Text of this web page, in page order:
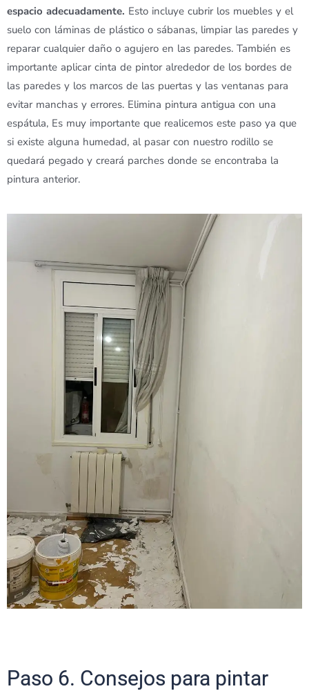
espacio adecuadamente. Esto incluye cubrir los muebles y el
suelo con láminas de plástico o sábanas, limpiar las paredes y
reparar cualquier daño o agujero en las paredes. También es
importante aplicar cinta de pintor alrededor de los bordes de
las paredes y los marcos de las puertas y las ventanas para
evitar manchas y errores. Elimina pintura antigua con una
espátula, Es muy importante que realicemos este paso ya que
si existe alguna humedad, al pasar con nuestro rodillo se
quedará pegado y creará parches donde se encontraba la
pintura anterior.
Paso 6. Consejos para pintar